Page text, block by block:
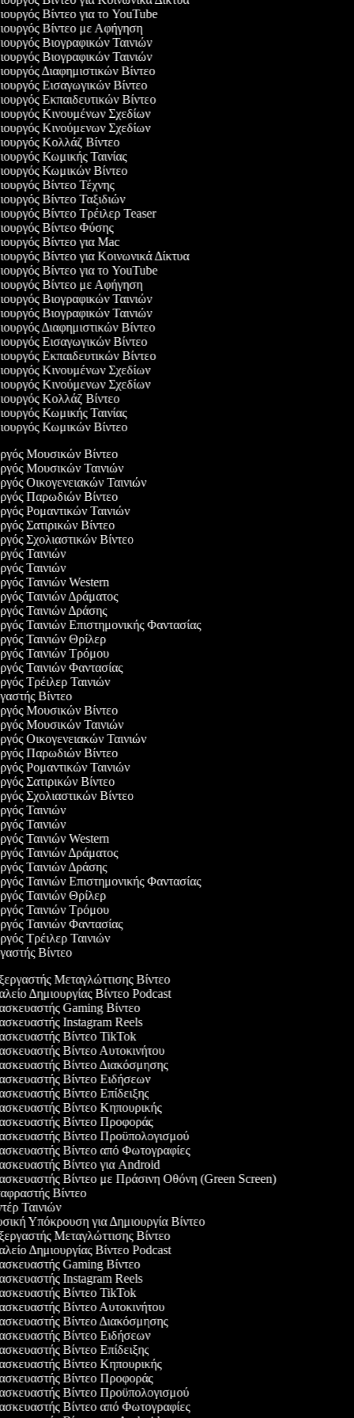
Βίντεο για το YouTube
Βίντεο με Αφήγηση
Βιογραφικών Ταινιών
Βιογραφικών Ταινιών
Διαφημιστικών Βίντεο
Εισαγωγικών Βίντεο
Εκπαιδευτικών Βίντεο
Κινουμένων Σχεδίων
Κινούμενων Σχεδίων
Κολλάζ Βίντεο
Κωμικής Ταινίας
Κωμικών Βίντεο
Βίντεο Τέχνης
Βίντεο Ταξιδιών
Βίντεο Τρέιλερ Teaser
Βίντεο Φύσης
Βίντεο για Mac
Βίντεο για Κοινωνικά Δίκτυα
Βίντεο για το YouTube
Βίντεο με Αφήγηση
Βιογραφικών Ταινιών
Βιογραφικών Ταινιών
Διαφημιστικών Βίντεο
Εισαγωγικών Βίντεο
Εκπαιδευτικών Βίντεο
Κινουμένων Σχεδίων
Κινούμενων Σχεδίων
Κολλάζ Βίντεο
Κωμικής Ταινίας
Κωμικών Βίντεο
Μουσικών Βίντεο
Μουσικών Ταινιών
Οικογενειακών Ταινιών
Παρωδιών Βίντεο
Ρομαντικών Ταινιών
Σατιρικών Βίντεο
Σχολιαστικών Βίντεο
Ταινιών
Ταινιών
Ταινιών Western
Ταινιών Δράματος
Ταινιών Δράσης
Ταινιών Επιστημονικής Φαντασίας
Ταινιών Θρίλερ
Ταινιών Τρόμου
Ταινιών Φαντασίας
Τρέιλερ Ταινιών
Βίντεο
Μουσικών Βίντεο
Μουσικών Ταινιών
Οικογενειακών Ταινιών
Παρωδιών Βίντεο
Ρομαντικών Ταινιών
Σατιρικών Βίντεο
Σχολιαστικών Βίντεο
Ταινιών
Ταινιών
Ταινιών Western
Ταινιών Δράματος
Ταινιών Δράσης
Ταινιών Επιστημονικής Φαντασίας
Ταινιών Θρίλερ
Ταινιών Τρόμου
Ταινιών Φαντασίας
Τρέιλερ Ταινιών
Βίντεο
Μεταγλώττισης Βίντεο
Δημιουργίας Βίντεο Podcast
Gaming Βίντεο
Instagram Reels
Βίντεο TikTok
Βίντεο Αυτοκινήτου
Βίντεο Διακόσμησης
Βίντεο Ειδήσεων
Βίντεο Επίδειξης
Βίντεο Κηπουρικής
Βίντεο Προφοράς
Βίντεο Προϋπολογισμού
Βίντεο από Φωτογραφίες
Βίντεο για Android
Βίντεο με Πράσινη Οθόνη (Green Screen)
Βίντεο
Ταινιών
Υπόκρουση για Δημιουργία Βίντεο
Μεταγλώττισης Βίντεο
Δημιουργίας Βίντεο Podcast
Gaming Βίντεο
Instagram Reels
Βίντεο TikTok
Βίντεο Αυτοκινήτου
Βίντεο Διακόσμησης
Βίντεο Ειδήσεων
Βίντεο Επίδειξης
Βίντεο Κηπουρικής
Βίντεο Προφοράς
Βίντεο Προϋπολογισμού
Βίντεο από Φωτογραφίες